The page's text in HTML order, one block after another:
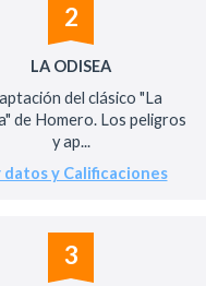
2
LA ODISEA
del clásico "La
de Homero. Los peligros
y ap...
datos y Calificaciones
3